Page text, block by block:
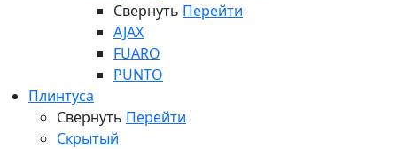
Свернуть Перейти
AJAX
FUARO
PUNTO
Плинтуса
Свернуть Перейти
Скрытый